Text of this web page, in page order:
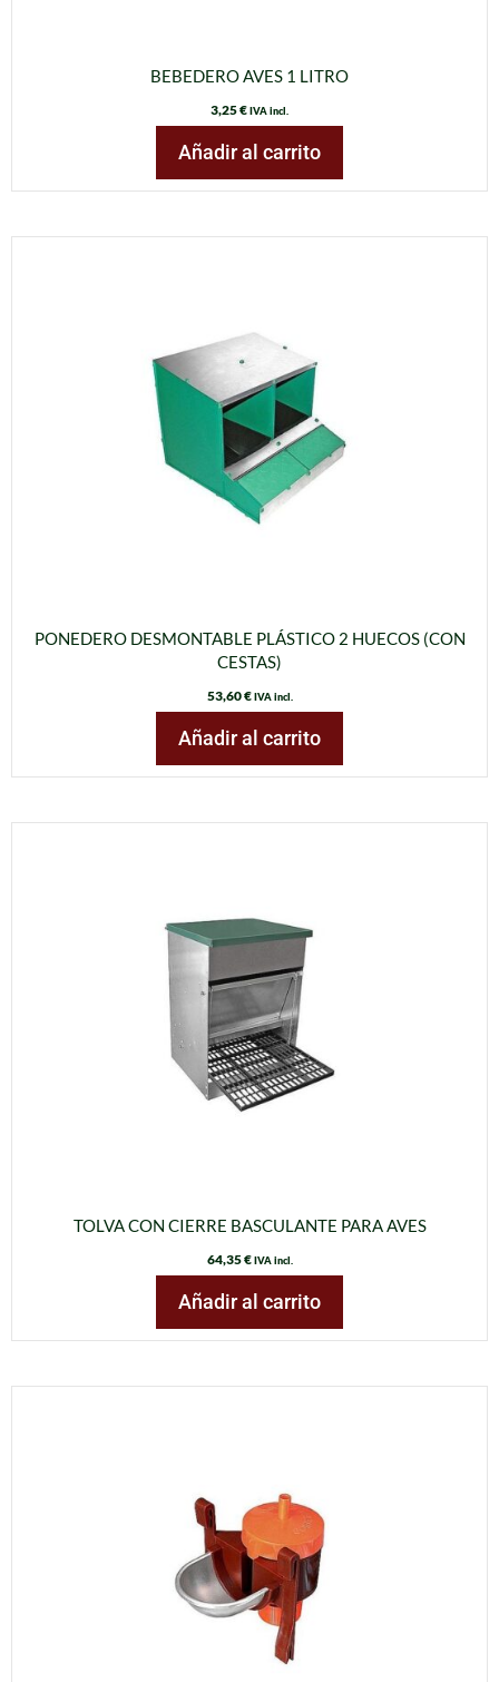
BEBEDERO AVES 1 LITRO
3,25€IVA incl.
Añadir al carrito
PONEDERO DESMONTABLE PLÁSTICO 2 HUECOS (CON
CESTAS)
53,60€ IVA incl.
Añadir al carrito
TOLVA CON CIERRE BASCULANTE PARA AVES
64,35€ IVA incl.
Añadir al carrito